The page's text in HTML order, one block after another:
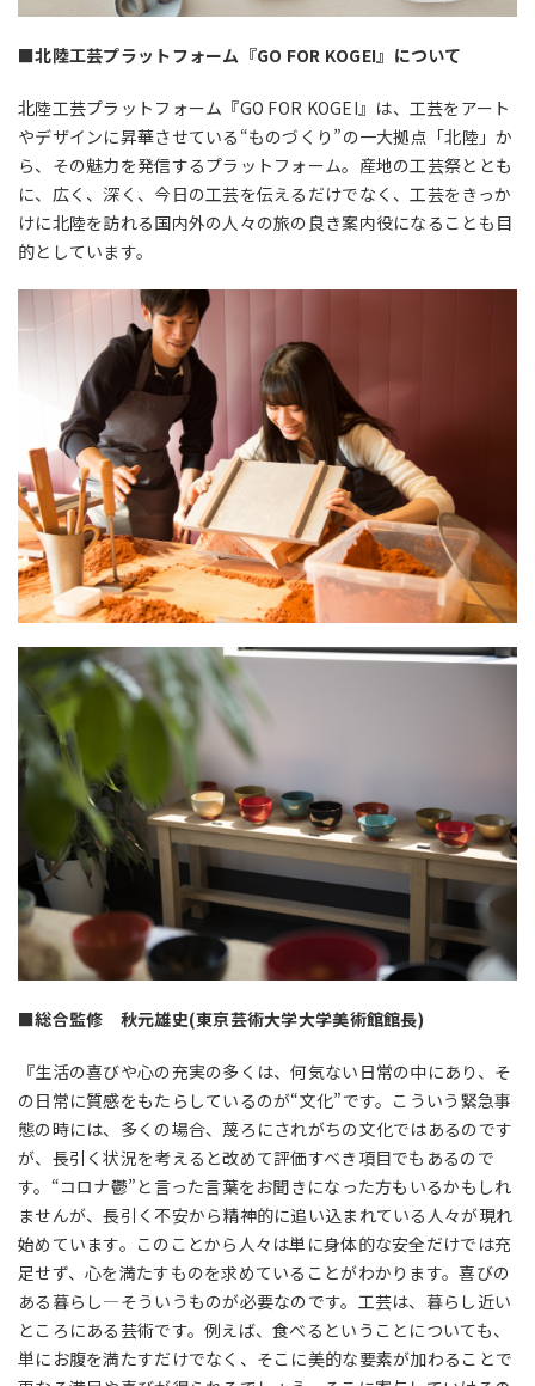
■北陸工芸プラットフォーム『GO FOR KOGEI』について
北陸工芸プラットフォーム『GO FOR KOGEI』は、工芸をアート
やデザインに昇華させている“ものづくり”の一大拠点「北陸」か
ら、その魅力を発信するプラットフォーム。産地の工芸祭ととも
に、広く、深く、今日の工芸を伝えるだけでなく、工芸をきっか
けに北陸を訪れる国内外の人々の旅の良き案内役になることも目
的としています。
■総合監修 秋元雄史(東京芸術大学大学美術館館長)
『生活の喜びや心の充実の多くは、何気ない日常の中にあり、そ
の日常に質感をもたらしているのが“文化”です。こういう緊急事
態の時には、多くの場合、蔑ろにされがちの文化ではあるのです
が、長引く状況を考えると改めて評価すべき項目でもあるので
す。“コロナ鬱”と言った言葉をお聞きになった方もいるかもしれ
ませんが、長引く不安から精神的に追い込まれている人々が現れ
始めています。このことから人々は単に身体的な安全だけでは充
足せず、心を満たすものを求めていることがわかります。喜びの
ある暮らし—そういうものが必要なのです。工芸は、暮らし近い
ところにある芸術です。例えば、食べるということについても、
単にお腹を満たすだけでなく、そこに美的な要素が加わることで